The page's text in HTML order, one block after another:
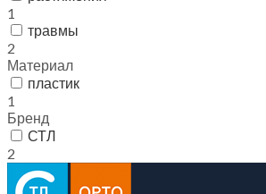
1
травмы
2
Материал
пластик
1
Бренд
СТЛ
2